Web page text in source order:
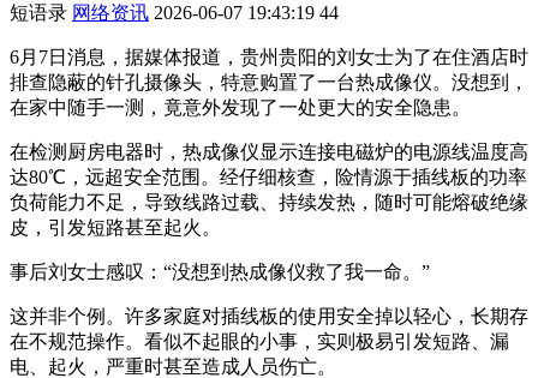
短语录 网络资讯 2026-06-07 19:43:19 44
6月7日消息，据媒体报道，贵州贵阳的刘女士为了在住酒店时
排查隐蔽的针孔摄像头，特意购置了一台热成像仪。没想到，
在家中随手一测，竟意外发现了一处更大的安全隐患。
在检测厨房电器时，热成像仪显示连接电磁炉的电源线温度高
达80℃，远超安全范围。经仔细核查，险情源于插线板的功率
负荷能力不足，导致线路过载、持续发热，随时可能熔破绝缘
皮，引发短路甚至起火。
事后刘女士感叹：“没想到热成像仪救了我一命。”
这并非个例。许多家庭对插线板的使用安全掉以轻心，长期存
在不规范操作。看似不起眼的小事，实则极易引发短路、漏
电、起火，严重时甚至造成人员伤亡。